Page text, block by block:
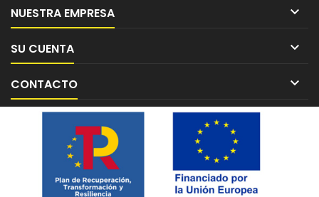
NUESTRA EMPRESA 
SU CUENTA 
CONTACTO 